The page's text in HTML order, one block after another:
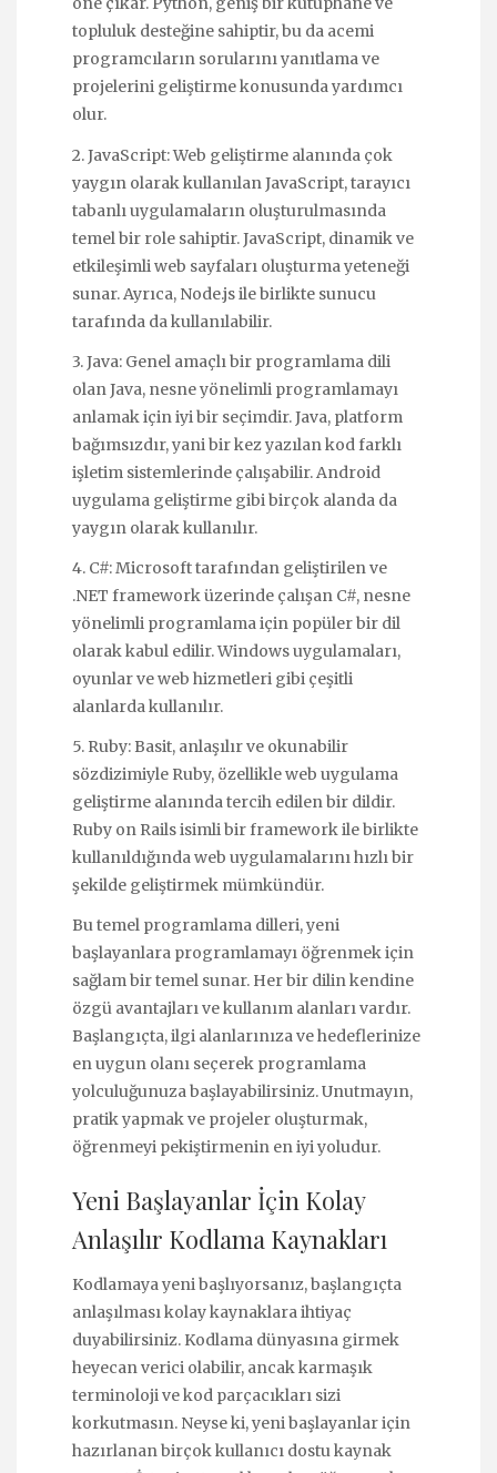
topluluk desteğine sahiptir, bu da acemi
programcıların sorularını yanıtlama ve
projelerini geliştirme konusunda yardımcı
olur.
2. JavaScript: Web geliştirme alanında çok
yaygın olarak kullanılan JavaScript, tarayıcı
tabanlı uygulamaların oluşturulmasında
temel bir role sahiptir. JavaScript, dinamik ve
etkileşimli web sayfaları oluşturma yeteneği
sunar. Ayrıca, Node.js ile birlikte sunucu
tarafında da kullanılabilir.
3. Java: Genel amaçlı bir programlama dili
olan Java, nesne yönelimli programlamayı
anlamak için iyi bir seçimdir. Java, platform
bağımsızdır, yani bir kez yazılan kod farklı
işletim sistemlerinde çalışabilir. Android
uygulama geliştirme gibi birçok alanda da
yaygın olarak kullanılır.
4. C#: Microsoft tarafından geliştirilen ve
.NET framework üzerinde çalışan C#, nesne
yönelimli programlama için popüler bir dil
olarak kabul edilir. Windows uygulamaları,
oyunlar ve web hizmetleri gibi çeşitli
alanlarda kullanılır.
5. Ruby: Basit, anlaşılır ve okunabilir
sözdizimiyle Ruby, özellikle web uygulama
geliştirme alanında tercih edilen bir dildir.
Ruby on Rails isimli bir framework ile birlikte
kullanıldığında web uygulamalarını hızlı bir
şekilde geliştirmek mümkündür.
Bu temel programlama dilleri, yeni
başlayanlara programlamayı öğrenmek için
sağlam bir temel sunar. Her bir dilin kendine
özgü avantajları ve kullanım alanları vardır.
Başlangıçta, ilgi alanlarınıza ve hedeflerinize
en uygun olanı seçerek programlama
yolculuğunuza başlayabilirsiniz. Unutmayın,
pratik yapmak ve projeler oluşturmak,
öğrenmeyi pekiştirmenin en iyi yoludur.
Yeni Başlayanlar İçin Kolay
Anlaşılır Kodlama Kaynakları
Kodlamaya yeni başlıyorsanız, başlangıçta
anlaşılması kolay kaynaklara ihtiyaç
duyabilirsiniz. Kodlama dünyasına girmek
heyecan verici olabilir, ancak karmaşık
terminoloji ve kod parçacıkları sizi
korkutmasın. Neyse ki, yeni başlayanlar için
hazırlanan birçok kullanıcı dostu kaynak